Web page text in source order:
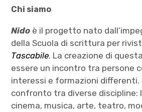
Chi siamo
Nido è il progetto nato
della Scuola di scrittura per
Tascabile. La creazione di
essere un incontro tra persone
interessi e formazioni differenti.
confronto tra diverse
cinema, musica, arte, teatro,